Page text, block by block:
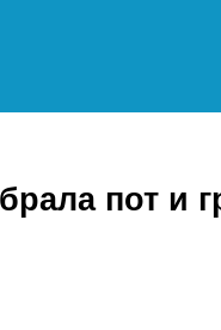
пот и